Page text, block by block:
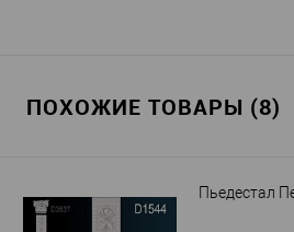
ПОХОЖИЕ ТОВАРЫ (8)
Пьедестал